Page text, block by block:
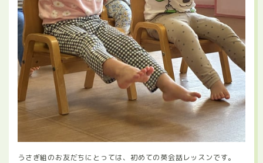
うさぎ組のお友だちにとっては、初めての英会話レッスンです。